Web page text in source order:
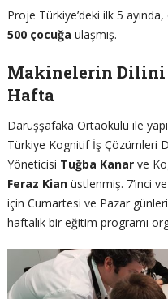
Proje Türkiye’deki ilk 5
500 çocuğa ulaşmış.
Makinelerin Dilini
Hafta
Darüşşafaka Ortaokulu ile
Türkiye Kognitif İş Çözümleri
Yöneticisi Tuğba Kanarve
Feraz Kianüstlenmiş. 7’inci ve
için Cumartesi ve Pazar
haftalık bir eğitim programı